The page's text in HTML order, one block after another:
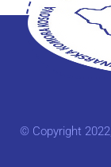
© Copyright